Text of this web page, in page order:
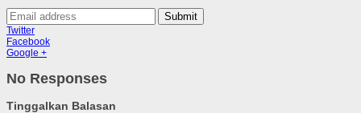
Submit
Twitter
Facebook
Google +
No Responses
Tinggalkan Balasan